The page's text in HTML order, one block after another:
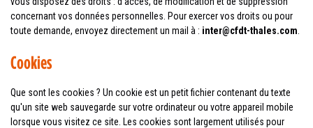
concernant vos données personnelles. Pour exercer vos droits ou pour
toute demande, envoyez directement un mail à : inter@cfdt-thales.com
Cookies
Que sont les cookies ? Un cookie est un petit fichier contenant du texte
qu'un site web sauvegarde sur votre ordinateur ou votre appareil mobile
lorsque vous visitez ce site. Les cookies sont largement utilisés pour